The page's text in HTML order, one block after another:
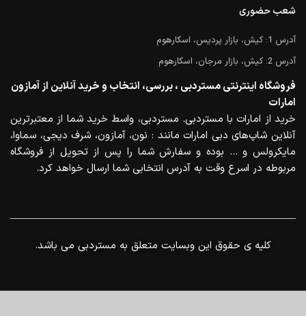
شعب حضوری
آدرس 1: کیش، بازار پردیس، اسکارهوم
آدرس 2: کیش، بازار مرجان، اسکارهوم
فروشگاه اینترنتی مستردبی ، بررسی، انتخاب و خرید آنلاین از آمازون
امارات
خرید از امارات با مستردبی. مستردبی، واسط خرید شما از معتبرترین
آنلاین شاپ‌های دبی امارات مانند : نون، آمازون، شرف دیجی، سماوا،
مایکرولس و … بوده و سفارش شما را پس از تحویل از فروشگاه
مربوطه در اسرع وقت به آدرس انتخابی شما ارسال خواهد کرد.
.کلیه ی حقوق این وبسایت متعلق به مستردبی می باشد